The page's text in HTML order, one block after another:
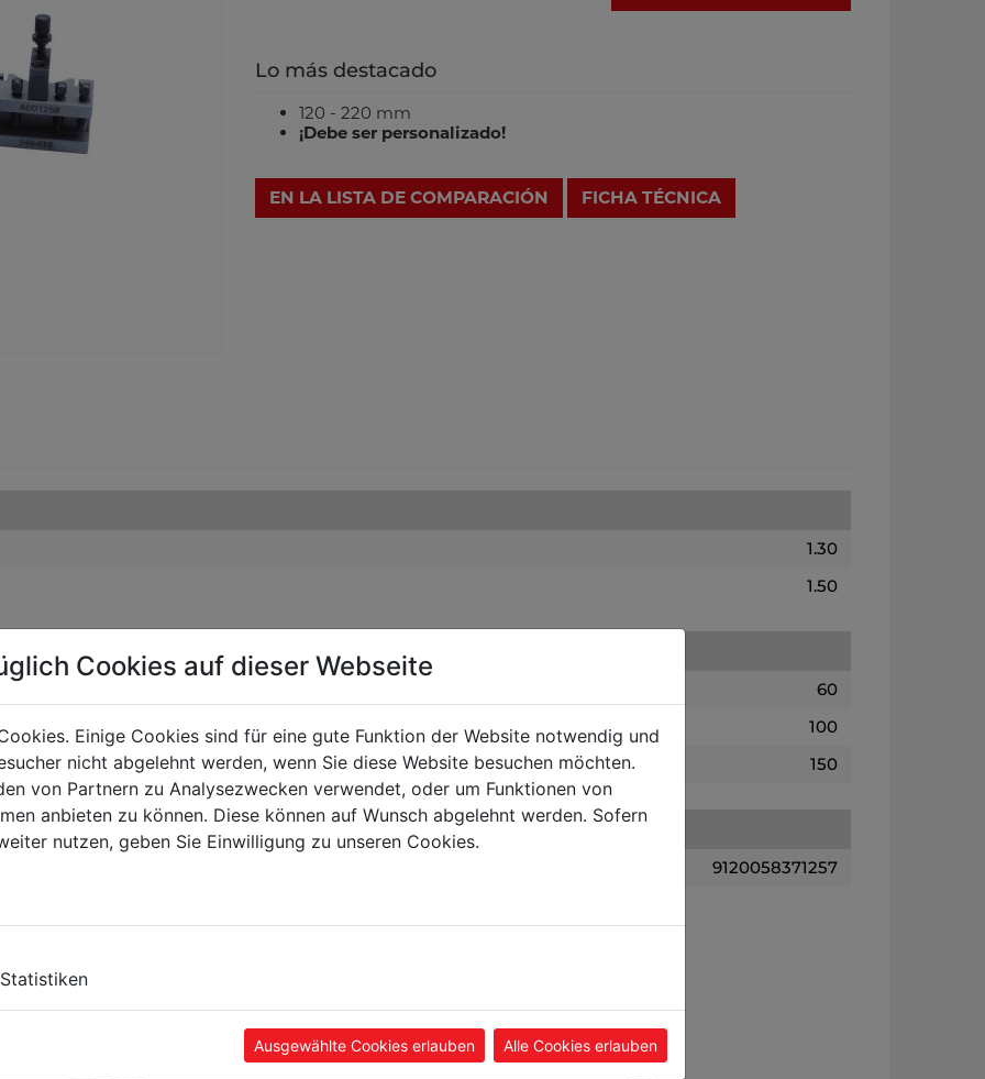
Lo más destacado
120 - 220 mm
¡Debe ser personalizado!
EN LA LISTA DE COMPARACIÓN FICHA TÉCNICA
1.30
1.50
60
100
150
9120058371257
Cookies auf dieser Webseite
Einige Cookies sind für eine gute Funktion der Website notwendig und
nicht abgelehnt werden, wenn Sie diese Website besuchen möchten.
von Partnern zu Analysezwecken verwendet, oder um Funktionen von
anbieten zu können. Diese können auf Wunsch abgelehnt werden. Sofern
nutzen, geben Sie Einwilligung zu unseren Cookies.
Statistiken
Ausgewählte Cookies erlauben Alle Cookies erlauben